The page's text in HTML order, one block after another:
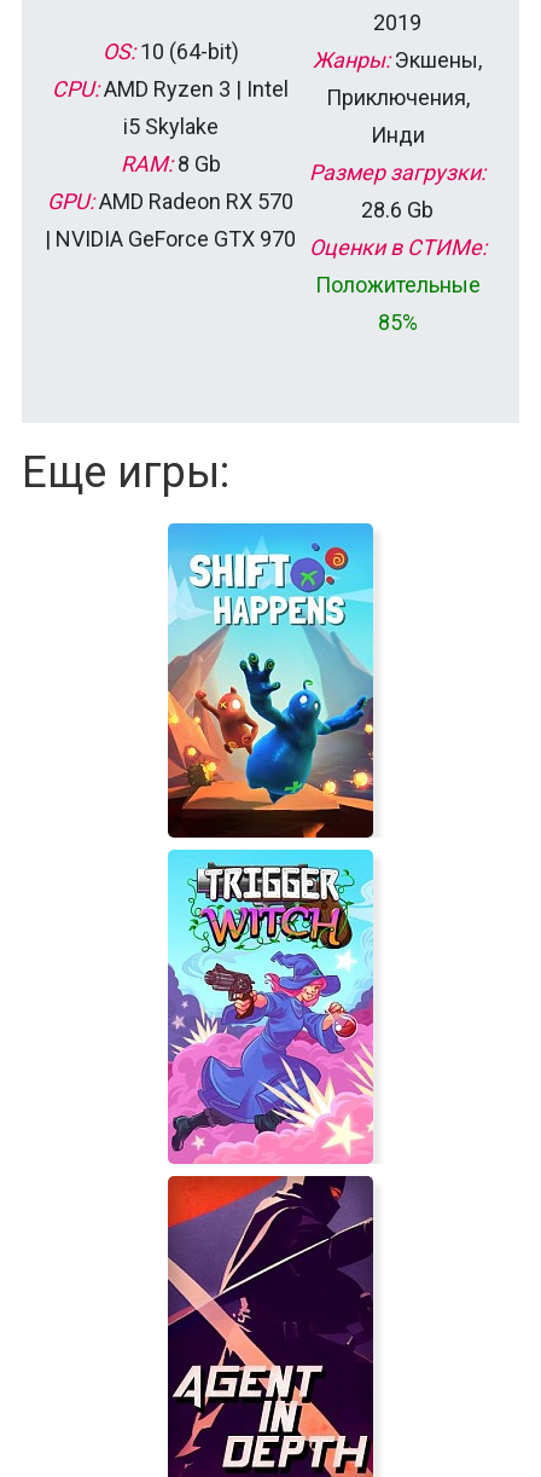
OS:10 (64-bit)
CPU:AMD Ryzen 3 | Intel
i5 Skylake
RAM:8 Gb
GPU:AMD Radeon RX 570
| NVIDIA GeForce GTX 970
2019
Жанры:Экшены,
Приключения,
Инди
Размер загрузки:
28.6 Gb
Оценки в СТИМе:
Положительные
85%
Еще игры:
Shift Happens
Trigger Witch